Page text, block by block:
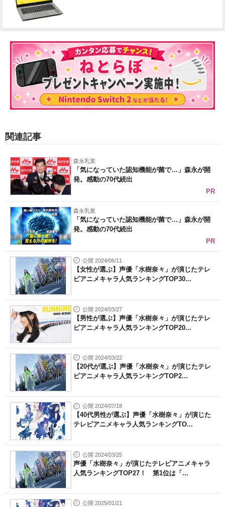
関連記事
森永乳業
「気になっていた認知機能が菌で…」森永が開
発。感動の70代続出
PR
森永乳業
「気になっていた認知機能が菌で…」森永が開
発。感動の70代続出
PR
公開 2024/06/11
【女性が選ぶ】声優「水樹奈々」が演じたテレ
ビアニメキャラ人気ランキングTOP30...
公開 2024/03/27
【男性が選ぶ】声優「水樹奈々」が演じたテレ
ビアニメキャラ人気ランキングTOP20...
公開 2024/03/22
【20代が選ぶ】声優「水樹奈々」が演じたテレ
ビアニメキャラ人気ランキングTOP2...
公開 2024/07/18
【40代男性が選ぶ】声優「水樹奈々」が演じた
テレビアニメキャラ人気ランキングTO...
公開 2024/03/25
声優「水樹奈々」が演じたテレビアニメキャラ
人気ランキングTOP27！ 第1位は「...
公開 2025/01/21